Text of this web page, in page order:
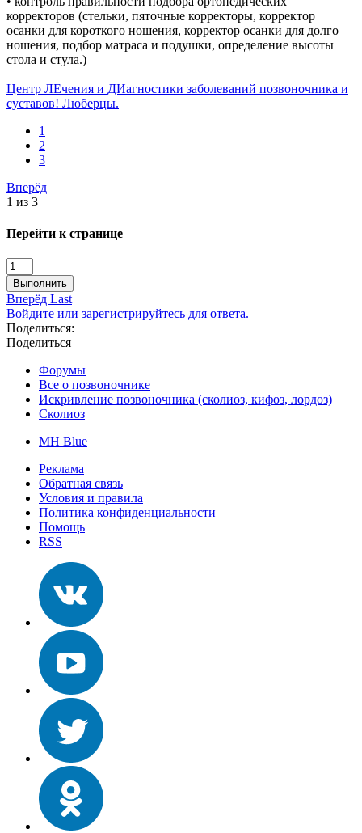
корректоров (стельки, пяточные корректоры, корректор
осанки для короткого ношения, корректор осанки для долго
ношения, подбор матраса и подушки, определение высоты
стола и стула.)
Центр ЛЕчения и ДИагностики заболеваний позвоночника и
суставов! Люберцы.
1
2
3
Вперёд
1 из 3
Перейти к странице
Выполнить
Вперёд Last
Войдите или зарегистрируйтесь для ответа.
Поделиться:
Поделиться
Форумы
Все о позвоночнике
Искривление позвоночника (сколиоз, кифоз, лордоз)
Сколиоз
MH Blue
Реклама
Обратная связь
Условия и правила
Политика конфиденциальности
Помощь
RSS